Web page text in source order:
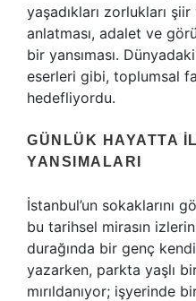
yaşadıkları zorlukları
anlatması, adalet ve
bir yansıması.
eserleri gibi, toplumsal
hedefliyordu.
GÜNLÜK HAYATTA
YANSIMALARI
İstanbul’un sokaklarını
bu tarihsel mirasın
durağında bir genç
yazarken, parkta yaşlı
mırıldanıyor; işyerinde